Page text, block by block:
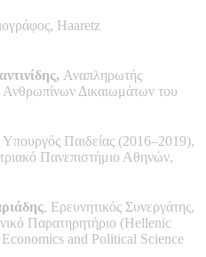
Haaretz
Αναπληρωτής
Ανθρωπίνων Δικαιωμάτων του
Υπουργός Παιδείας (2016–2019),
Πανεπιστήμιο Αθηνών,
, Ερευνητικός Συνεργάτης,
Παρατηρητήριο (Hellenic
and Political Science